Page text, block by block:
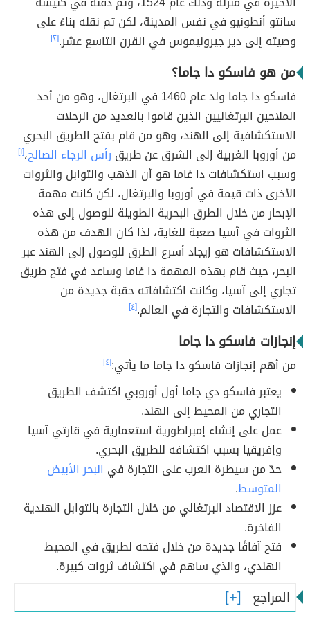
سانتو أنطونيو في نفس المدينة، لكن تم نقله بناءً على
وصيته إلى دير جيرونيموس في القرن التاسع عشر.[٢]
من هو فاسكو دا جاما؟
فاسكو دا جاما ولد عام 1460 في البرتغال، وهو من أحد
الملاحين البرتغاليين الذين قاموا بالعديد من الرحلات
الاستكشافية إلى الهند، وهو من قام بفتح الطريق البحري
من أوروبا الغربية إلى الشرق عن طريق رأس الرجاء الصالح،[١]
وسبب استكشافات دا غاما هو أن الذهب والتوابل والثروات
الأخرى ذات قيمة في أوروبا والبرتغال، لكن كانت مهمة
الإبحار من خلال الطرق البحرية الطويلة للوصول إلى هذه
الثروات في آسيا صعبة للغاية، لذا كان الهدف من هذه
الاستكشافات هو إيجاد أسرع الطرق للوصول إلى الهند عبر
البحر، حيث قام بهذه المهمة دا غاما وساعد في فتح طريق
تجاري إلى آسيا، وكانت اكتشافاته حقبة جديدة من
الاستكشافات والتجارة في العالم.[٤]
إنجازات فاسكو دا جاما
من أهم إنجازات فاسكو دا جاما ما يأتي:[٤]
يعتبر فاسكو دي جاما أول أوروبي اكتشف الطريق
التجاري من المحيط إلى الهند.
عمل على إنشاء إمبراطورية استعمارية في قارتي آسيا
وإفريقيا بسبب اكتشافه للطريق البحري.
حدّ من سيطرة العرب على التجارة في البحر الأبيض
المتوسط.
عزز الاقتصاد البرتغالي من خلال التجارة بالتوابل الهندية
الفاخرة.
فتح آفاقًا جديدة من خلال فتحه لطريق في المحيط
الهندي، والذي ساهم في اكتشاف ثروات كبيرة.
المراجع